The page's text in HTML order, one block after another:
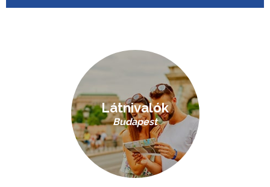
Látnivalók
Budapest